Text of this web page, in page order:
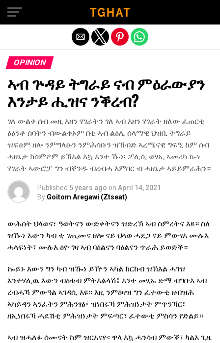
OPINION
ኣብ ጕዳይ ትግራይ ናብ ምዕራውያን
እንታይ ሒዝና ንቕረብ?
ገለ ውልቀ ሰብ መዚ እዘን ሃገራትን ገለ ኣብ እዘን ሃገራት ዘለው ፈጠርቲ
ፅዕንቶ ሰባትን ብውልቀኦም በቲ ኣብ ልዕሊ ሰላማዊ ህዝቢ ትግራይ
ዝፍፀም ዘሎ ንምግላፁን ንምሕሳቡን ዝኸብድ ኣረሜናዊ ግፍዒ ከም ሰብ
ሓዘኔታ ክስምዖም ይኽእል እኳ እንተ ዀነ፡ ፖሊሲ ወፃኢ ኣመሪካ ኰነ
ሃገራት ኣውሮፓ ግን ብቐንዱ ብረብሓ እምበር ብ ሓዘኔታ ኣይይምራሕን።
Published 5 years ago on April 14, 2021
By Goitom Aregawi (Ztseat)
ውሕሰት ህላወና፣ ዓወትናን ውድቀትናን ዝድረኽ ኣብ ስምረትና እዩ። ስለ
ዝዀነ እውን ካብ ቲ ገጢሙና ዘሎ ናይ ህላወ ሓደጋ ናይ ምውፃእ ሙሉእ
ሓላፍነት፣ ሙሉእ ዕዮ ገዛ ኣብ ባዕልናን ባዕልናን ጥራሕ ይወድቕ።
ኰይኑ እውን ግን ካብ ዝዀነ ይዅን ኣካል ክርከብ ዝኽእል ሓገዝ
እንተሃሊዉ እውን ብዕቱብ ምትእልላሽ፤ እንተ መፂኡ ድማ ብግቡእ ኣብ
ረብሓኻ ምውዓል ኣገዳሲ እዩ። እዚ ንምዕዛዝ ግን ፈተውቲ ዘብዝሕ
ኣካይዳን ኣንፈትን ምሕንፃፅ፤ ዝነበሩኻ ምሕዝነታት ምጥንኻር፣
ዘኢነበሩኻ ሓደሽቲ ምሕዝነታት ምፍጣር፣ ፈተውቲ ምስሳን የድልይ።
ኣብ ዝሓለፉ ሰሙናት ከም ዝርአናዮ፡ ዋላ እኳ ሓንሳብ ምውቕ፣ ካልእ ጊዜ
Exit mobile version